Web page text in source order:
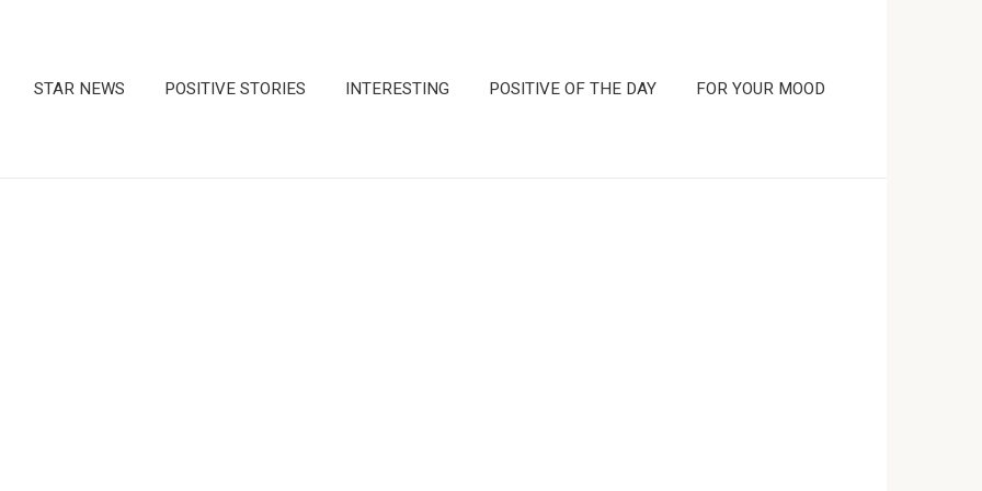
STAR NEWS POSITIVE STORIES INTERESTING POSITIVE OF THE DAY FOR YOUR MOOD